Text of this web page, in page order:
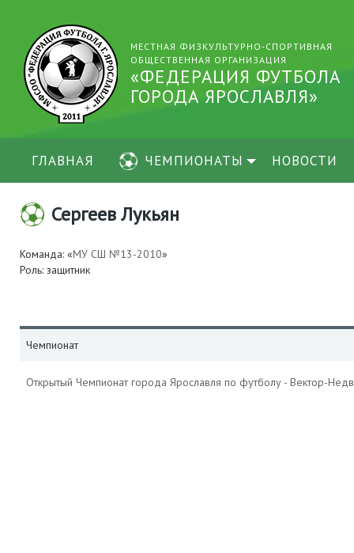
МЕСТНАЯ ФИЗКУЛЬТУРНО-СПОРТИВНАЯ
ОБЩЕСТВЕННАЯ ОРГАНИЗАЦИЯ
«ФЕДЕРАЦИЯ ФУТБОЛА
ГОРОДА ЯРОСЛАВЛЯ»
ГЛАВНАЯ ЧЕМПИОНАТЫ НОВОСТИ
Сергеев Лукьян
Команда: «МУ СШ №13-2010»
Роль: защитник
Чемпионат
Открытый Чемпионат города Ярославля по футболу - Вектор-